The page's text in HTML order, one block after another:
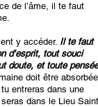
de l’âme, il te faut
y accéder. Il te faut
d'esprit, tout souci
doute, et toute pensée
doit être absorbée
entreras dans une
dans le Lieu Saint